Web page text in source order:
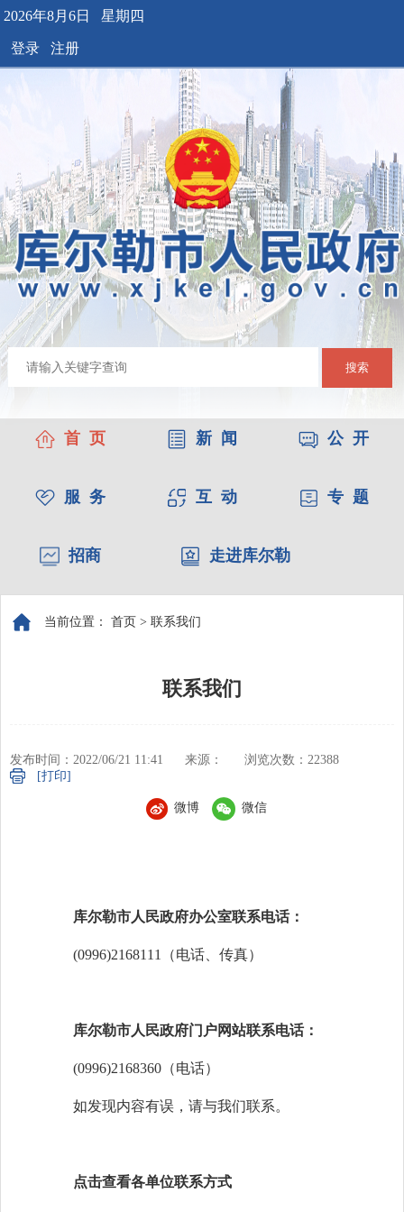
2026年8月6日 星期四
登录 注册
搜索
首 页 新 闻 公 开
服 务 互 动 专 题
招商 走进库尔勒
当前位置： 首页 > 联系我们
联系我们
发布时间：2022/06/21 11:41 来源： 浏览次数： 22388
[打印]
微博 微信
库尔勒市人民政府办公室联系电话：
(0996)2168111（电话、传真）
库尔勒市人民政府门户网站联系电话：
(0996)2168360（电话）
如发现内容有误，请与我们联系。
点击查看各单位联系方式